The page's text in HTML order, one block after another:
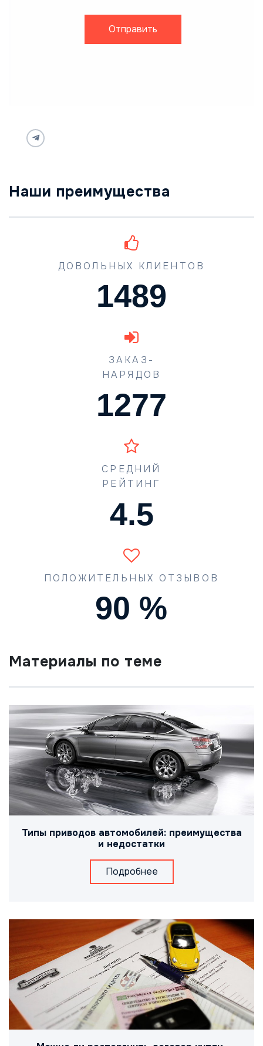
Отправить
Наши преимущества
ДОВОЛЬНЫХ КЛИЕНТОВ
1489
ЗАКАЗ-
НАРЯДОВ
1773
СРЕДНИЙ
РЕЙТИНГ
4.5
ПОЛОЖИТЕЛЬНЫХ ОТЗЫВОВ
90 %
Материалы по теме
Типы приводов автомобилей: преимущества
и недостатки
Подробнее